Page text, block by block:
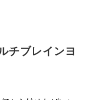
チブレインヨ